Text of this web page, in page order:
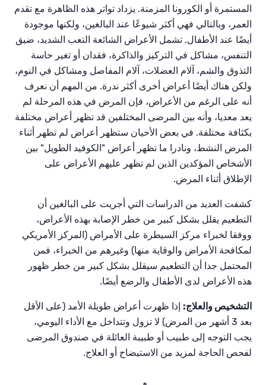
المستمرة أو الكورونا المزمنة. يزداد تواتر هذه الظاهرة مع تقدم
العمر، وبالتالي فهي أكثر شيوعًا عند البالغين، ولكنها موجودة
أيضًا عند الأطفال. تشمل الأعراض الشائعة التعب الشديد، ضيق
التنفس، مشاكل في التركيز والذاكرة، فقدان أو تغير حاسة
التذوق والشم، آلام العضلات، آلام المفاصل ومشاكل في النوم،
ولكن هناك أيضًا أعراض أخرى أكثر ندرة. من المهم أن نعرف
أنه على الرغم من الأعراض، فإن المرض في هذه المرحلة لم
يعد معديا، وأنه بين المرضى المختلفين قد تظهر أعراض مختلفة
بكثافة مختلفة. في بعض الأحيان ستظهر أعراض لم تظهر أثناء
المرض النشط، ونادرا ما تظهر أعراض "الكوفيد الطويل" بين
الأشخاص المؤكدين الذين لم تظهر عليهم الأعراض على
الإطلاق أثناء المرض.
كشفت العديد من الدراسات التي أجريت على البالغين أن
التطعيم يقلل بشكل كبير من خطر الإصابة بهذه الأعراض،
ووفقا لخبراء مركز السيطرة على الأمراض (المركز الأمريكي
لمكافحة الأمراض والوقاية منها) وغيرهم من الخبراء، فمن
المحتمل جدا أن التطعيم سيقلل بشكل كبير من خطر ظهور
هذه الأعراض لدى الأطفال والرضع أيضًا.
التشخيص والعلاج: إذا ظهرت أعراض طويلة الأمد (على الأقل
بعد 3 أشهر من المرض) لا تزول وتتداخل مع الأداء اليومي،
يجب التوجه إلى طبيب أو طبيبة العائلة في صندوق المرضى
لفحص الحاجة لمزيد من الاستيضاح أو العلاج.